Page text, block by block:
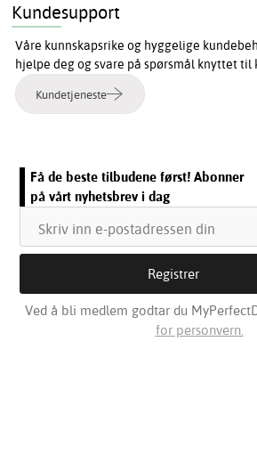
Kundesupport
Våre kunnskapsrike og hyggelige
hjelpe deg og svare på spørsmål knyttet
Kundetjeneste
Få de beste tilbudene først! Abonner
på vårt nyhetsbrev i dag
Ved å bli medlem godtar du
for personvern.